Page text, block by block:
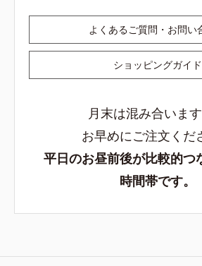
よくあるご質問・お問い
ショッピングガイド
月末は混み合いま
お早めにご注文くだ
平日のお昼前後が比較的つ
時間帯です。